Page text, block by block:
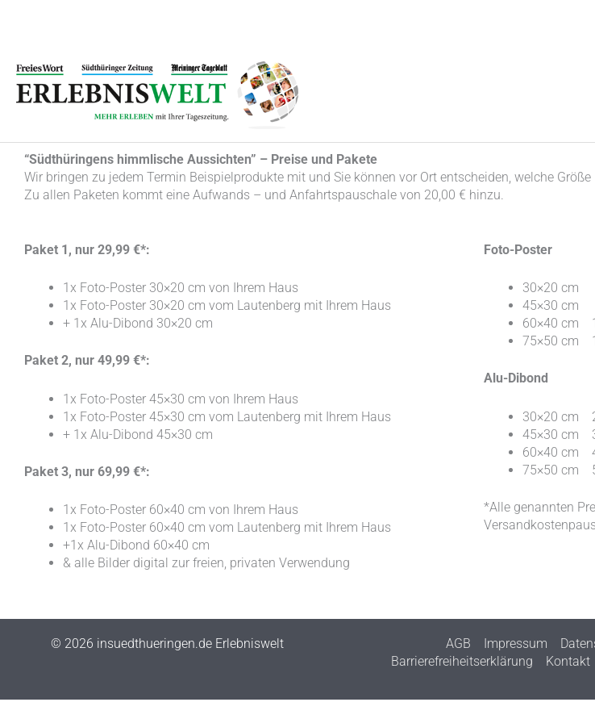
“Südthüringens himmlische Aussichten” – Preise und Pakete
Wir bringen zu jedem Termin Beispielprodukte mit und Sie können vor Ort entscheiden, welche
Zu allen Paketen kommt eine Aufwands – und Anfahrtspauschale von 20,00 € hinzu.
Paket 1, nur 29,99 €*:
1x Foto-Poster 30×20 cm von Ihrem Haus
1x Foto-Poster 30×20 cm vom Lautenberg mit Ihrem Haus
+ 1x Alu-Dibond 30×20 cm
Paket 2, nur 49,99 €*:
1x Foto-Poster 45×30 cm von Ihrem Haus
1x Foto-Poster 45×30 cm vom Lautenberg mit Ihrem Haus
+ 1x Alu-Dibond 45×30 cm
Paket 3, nur 69,99 €*:
1x Foto-Poster 60×40 cm von Ihrem Haus
1x Foto-Poster 60×40 cm vom Lautenberg mit Ihrem Haus
+1x Alu-Dibond 60×40 cm
& alle Bilder digital zur freien, privaten Verwendung
Foto-Poster
30×20 cm
45×30 cm
60×40 cm
75×50 cm
Alu-Dibond
30×20 cm
45×30 cm
60×40 cm
75×50 cm
*Alle genannten
© 2026 insuedthueringen.de Erlebniswelt AGB Impressum
Barrierefreiheitserklärung
Kontakt